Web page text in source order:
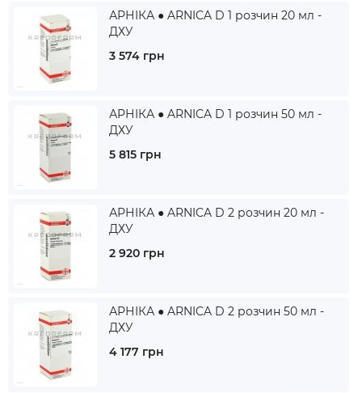
АРНІКА ● ARNICA D 1 розчин 20 мл -
ДХУ
3 574 грн
АРНІКА ● ARNICA D 1 розчин 50 мл -
ДХУ
5 815 грн
АРНІКА ● ARNICA D 2 розчин 20 мл -
ДХУ
2 920 грн
АРНІКА ● ARNICA D 2 розчин 50 мл -
ДХУ
4 177 грн